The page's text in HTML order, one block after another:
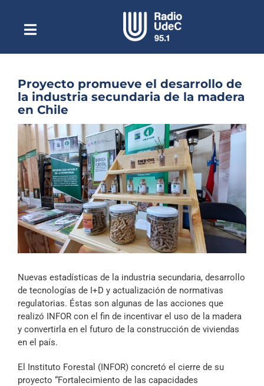
contenidoToggle
NavigationEscuchar Radio UdeC en vivo
Quiénes Somos
Programación
Podcast
Noticias
Reportajes
Columnas
Música Clásica
Especiales
Archivo Sonoro
Proyecto promueve el desarrollo de
la industria secundaria de la madera
en Chile
Ver
imagen
más
grande
Nuevas estadísticas de la industria secundaria, desarrollo
de tecnologías de I+D y actualización de normativas
regulatorias. Éstas son algunas de las acciones que
realizó INFOR con el fin de incentivar el uso de la madera
y convertirla en el futuro de la construcción de viviendas
en el país.
El Instituto Forestal (INFOR) concretó el cierre de su
proyecto “Fortalecimiento de las capacidades